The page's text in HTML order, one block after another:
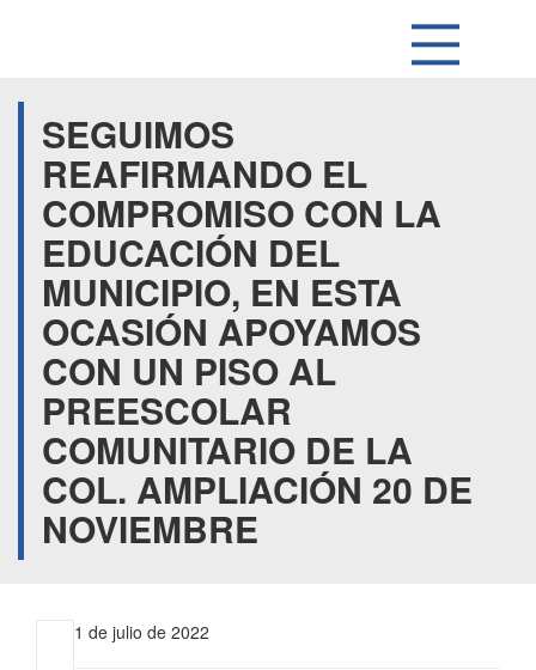
SEGUIMOS
REAFIRMANDO EL
COMPROMISO CON LA
EDUCACIÓN DEL
MUNICIPIO, EN ESTA
OCASIÓN APOYAMOS
CON UN PISO AL
PREESCOLAR
COMUNITARIO DE LA
COL. AMPLIACIÓN 20 DE
NOVIEMBRE
1 de julio de 2022